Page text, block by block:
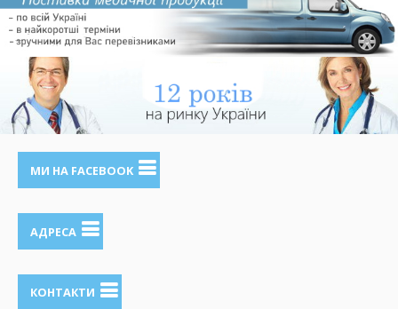
МИ НА FACEBOOK
АДРЕСА
КОНТАКТИ